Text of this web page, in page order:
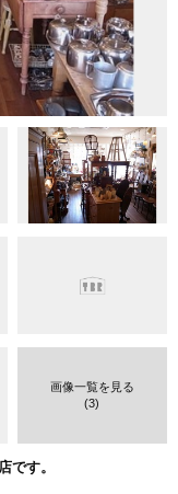
画像一覧を見る
(3)
です。